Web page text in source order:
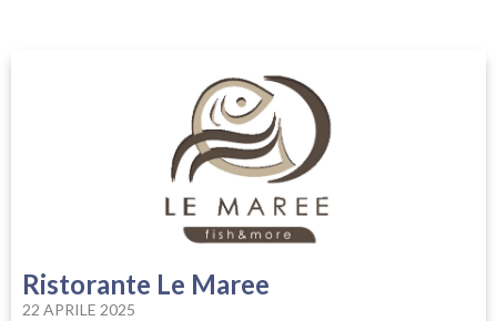
Ristorante Le Maree
22 APRILE 2025